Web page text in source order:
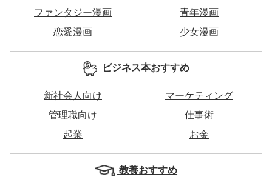
ファンタジー漫画
青年漫画
恋愛漫画
少女漫画
ビジネス本おすすめ
新社会人向け
マーケティング
管理職向け
仕事術
起業
お金
教養おすすめ